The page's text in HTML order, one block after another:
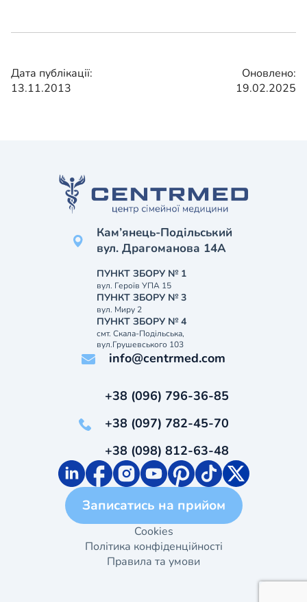
Дата публікації:
13.11.2013
Оновлено:
19.02.2025
Кам’янець-Подільський
вул. Драгоманова 14А
ПУНКТ ЗБОРУ № 1
вул. Героїв УПА 15
ПУНКТ ЗБОРУ № 3
вул. Миру 2
ПУНКТ ЗБОРУ № 4
смт. Скала-Подільська,
вул.Грушевського 103
info@centrmed.com
+38 (096) 796-36-85
+38 (097) 782-45-70
+38 (098) 812-63-48
Записатись на прийом
Cookies
Політика конфіденційності
Правила та умови